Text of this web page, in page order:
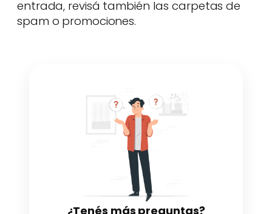
entrada, revisá también las carpetas de
spam o promociones.
¿Tenés más preguntas?